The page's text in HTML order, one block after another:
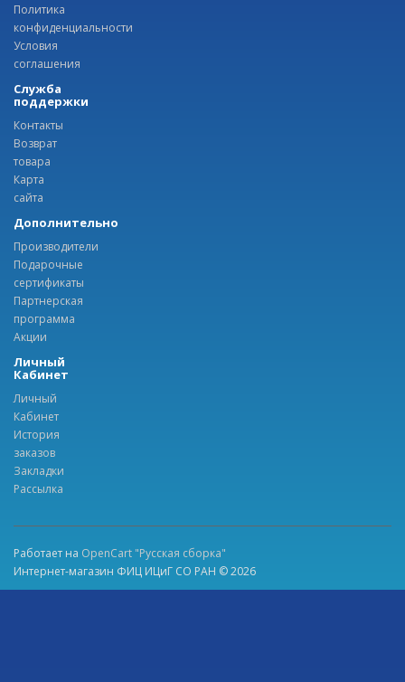
Политика
конфиденциальности
Условия
соглашения
Служба
поддержки
Контакты
Возврат
товара
Карта
сайта
Дополнительно
Производители
Подарочные
сертификаты
Партнерская
программа
Акции
Личный
Кабинет
Личный
Кабинет
История
заказов
Закладки
Рассылка
Работает на OpenCart "Русская сборка"
Интернет-магазин ФИЦ ИЦиГ СО РАН © 2026